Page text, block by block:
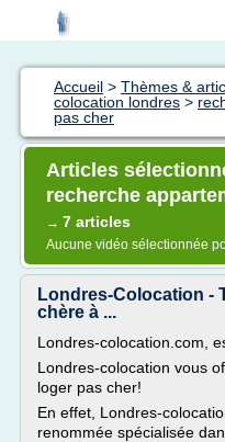
Accueil > Thèmes &
colocation londres >
pas cher
Articles
recherche
→ 7 articles
Aucune vidéo sélectionnée
Londres-Colocation -
chère à ...
Londres-colocation.com,
Londres-colocation vous
loger pas cher!
En effet, Londres-
renommée spécialisée